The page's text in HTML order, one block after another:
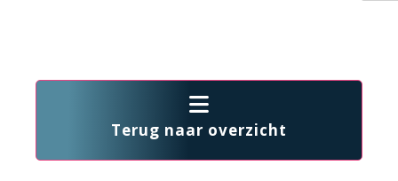
Terug naar overzicht